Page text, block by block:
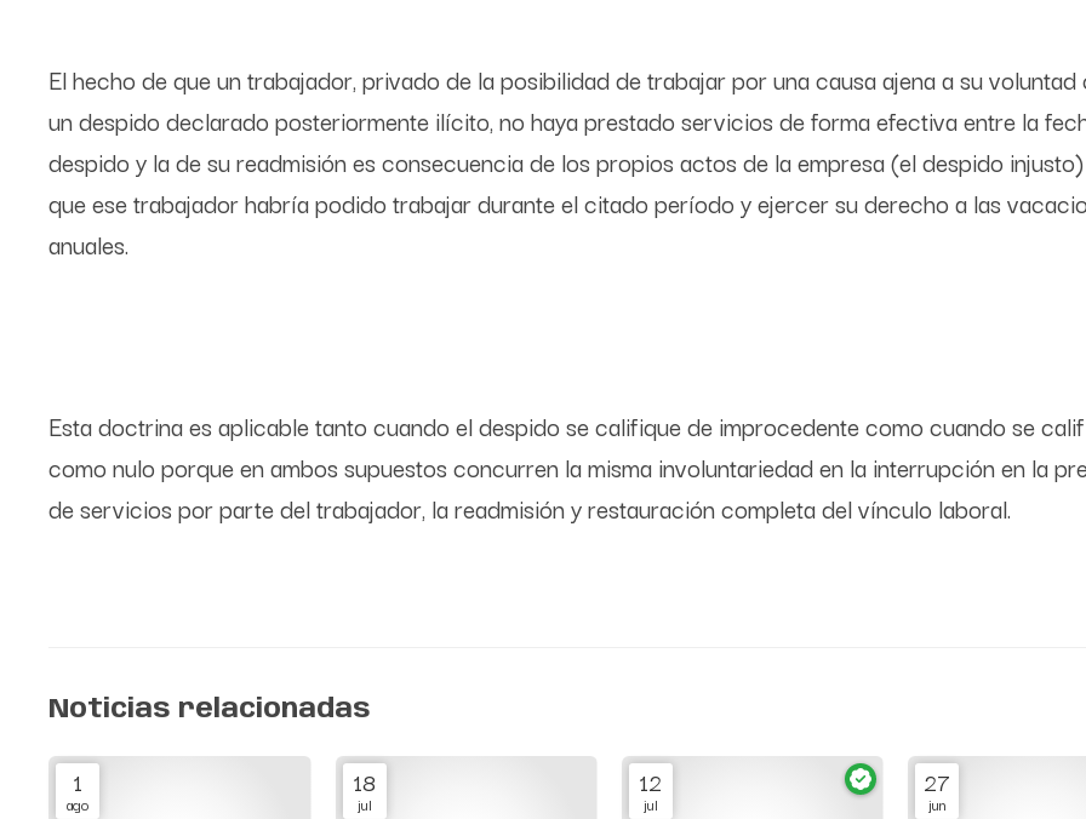
El hecho de que un trabajador, privado de la posibilidad de trabajar por una causa ajena a su
un despido declarado posteriormente ilícito, no haya prestado servicios de forma efectiva entre la
despido y la de su readmisión es consecuencia de los propios actos de la empresa (el despido
que ese trabajador habría podido trabajar durante el citado período y ejercer su derecho a las
anuales.
Esta doctrina es aplicable tanto cuando el despido se califique de improcedente como cuando se
como nulo porque en ambos supuestos concurren la misma involuntariedad en la interrupción en la
de servicios por parte del trabajador, la readmisión y restauración completa del vínculo laboral.
Noticias relacionadas
1
ago
18
jul
12
jul
27
jun